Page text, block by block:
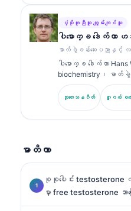
ထုတ်ဝေထားသည်။.
ပံ့ပိုးကူညီသူ ကျွမ်းကျင်သူ
ပါမောက္ခ ဒေါက်တ
ဓာတ်ခွဲခန်းဆေးပညာနှင့်
ပါမောက္ခ ဒေါက်တာ
biochemistry၊ ဓာတ်
biomarker သုတေသ
German Society for
ဥက္ကဋ္ဌဟောင်းဖြစ်ပြီး ရ
သုတေသနဂိတ် ဂူဂယ် စကေ
မာတိကာ
စုစုပေါင်း
မှာ free testosterone ဘ